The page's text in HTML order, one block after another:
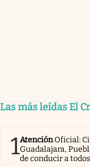
Las más leídas El
1AtenciónOficial:
Guadalajara,
de conducir a